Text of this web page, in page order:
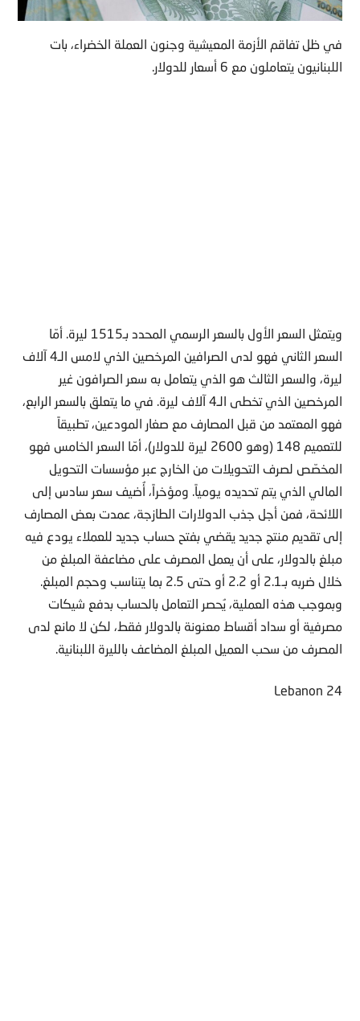
في ظل تفاقم الأزمة المعيشية وجنون العملة الخضراء، بات
اللبنانيون يتعاملون مع 6 أسعار للدولار.
ويتمثل السعر الأول بالسعر الرسمي المحدد بـ1515 ليرة. أمّا
السعر الثاني فهو لدى الصرافين المرخصين الذي لامس الـ4 آلاف
ليرة، والسعر الثالث هو الذي يتعامل به سعر الصرافون غير
المرخصين الذي تخطى الـ4 آلاف ليرة. في ما يتعلق بالسعر الرابع،
فهو المعتمد من قبل المصارف مع صغار المودعين، تطبيقاً
للتعميم 148 (وهو 2600 ليرة للدولار)، أمّا السعر الخامس فهو
المخصّص لصرف التحويلات من الخارج عبر مؤسسات التحويل
المالي الذي يتم تحديده يومياً. ومؤخراً، أُضيف سعر سادس إلى
اللائحة، فمن أجل جذب الدولارات الطازجة، عمدت بعض المصارف
إلى تقديم منتج جديد يقضي بفتح حساب جديد للعملاء يودع فيه
مبلغ بالدولار، على أن يعمل المصرف على مضاعفة المبلغ من
خلال ضربه بـ2.1 أو 2.2 أو حتى 2.5 بما يتناسب وحجم المبلغ.
وبموجب هذه العملية، يُحصر التعامل بالحساب بدفع شيكات
مصرفية أو سداد أقساط معنونة بالدولار فقط، لكن لا مانع لدى
المصرف من سحب العميل المبلغ المضاعف بالليرة اللبنانية.
Lebanon 24